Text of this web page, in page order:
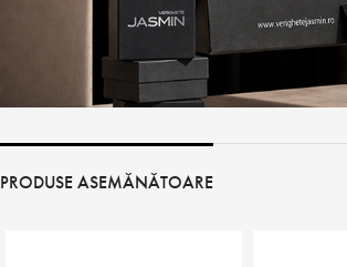
PRODUSE ASEMĂNĂTOARE